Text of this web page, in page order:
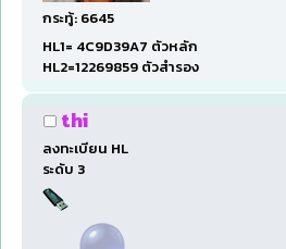
กระทู้: 6645
HL1= 4C9D39A7 ตัวหลัก
HL2=12269859 ตัวสำรอง
thi
ลงทะเบียน HL
ระดับ 3